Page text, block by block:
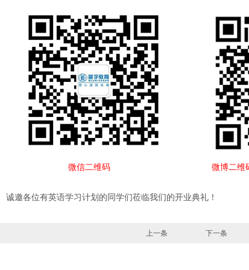
微信二维码 微博二维
诚邀各位有英语学习计划的同学们莅临我们的开业典礼！
上一条 下一条